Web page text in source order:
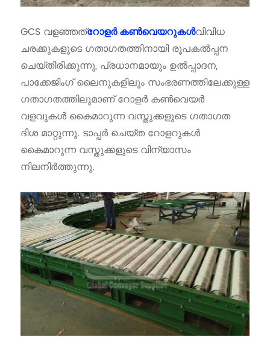
GCS വളഞ്ഞത്റോളർ കൺവെയറുകൾവിവിധ
ചരക്കുകളുടെ ഗതാഗതത്തിനായി രൂപകൽപ്പന
ചെയ്‌തിരിക്കുന്നു, പ്രധാനമായും ഉൽപ്പാദന,
പാക്കേജിംഗ് ലൈനുകളിലും സംഭരണത്തിലേക്കുള്ള
ഗതാഗതത്തിലുമാണ് റോളർ കൺവെയർ
വളവുകൾ കൈമാറുന്ന വസ്തുക്കളുടെ ഗതാഗത
ദിശ മാറ്റുന്നു. ടാപ്പർ ചെയ്ത റോളറുകൾ
കൈമാറുന്ന വസ്തുക്കളുടെ വിന്യാസം
നിലനിർത്തുന്നു.